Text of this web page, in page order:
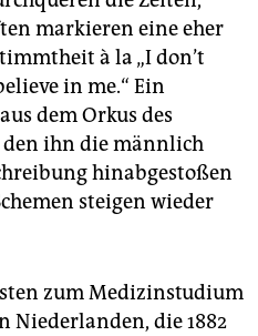
markieren eine eher
à la „I don’t
in me.“ Ein
dem Orkus des
den ihn die männlich
hinabgestoßen
steigen wieder
zum Medizinstudium
Niederlanden, die 1882